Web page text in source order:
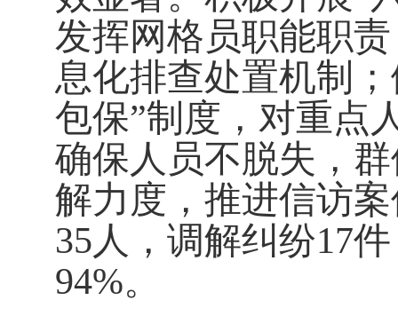
发挥网格员职能职
息化排查处置机制
包保”制度，对重点
确保人员不脱失，
解力度，推进信访
35人，调解纠纷17
94%。